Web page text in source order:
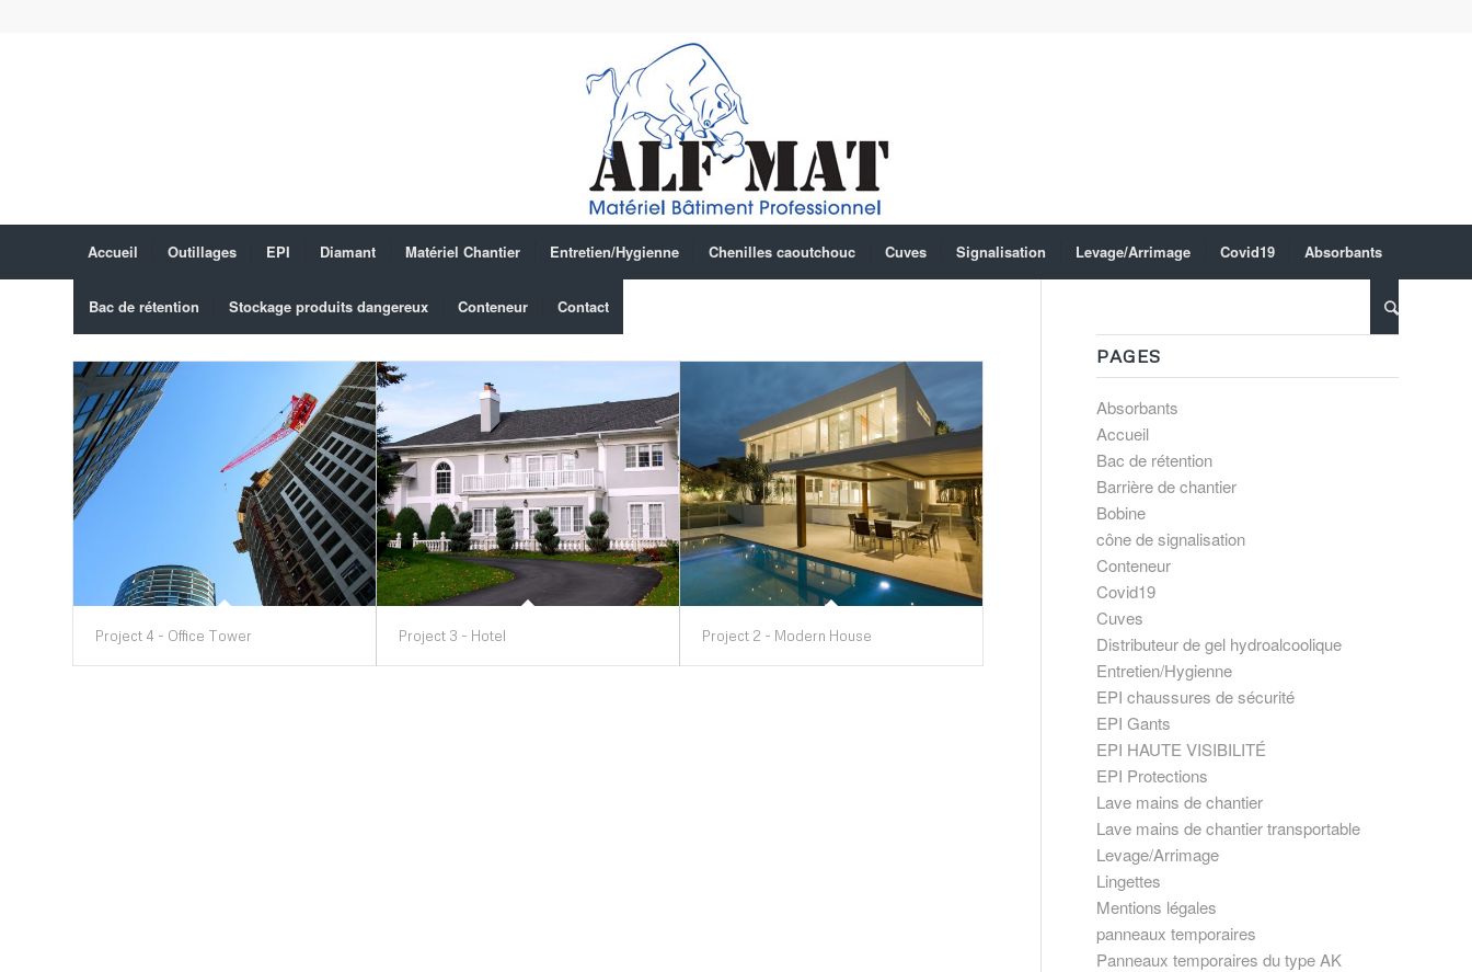
Accueil Outillages EPI Diamant Matériel Chantier Entretien/Hygienne Chenilles caoutchouc Cuves Signalisation Levage/Arrimage Covid19 Absorbants
Bac de rétention Stockage produits dangereux Conteneur Contact
Project 4 - Office Tower Project 3 - Hotel Project 2 - Modern House
PAGES
Absorbants
Accueil
Bac de rétention
Barrière de chantier
Bobine
cône de signalisation
Conteneur
Covid19
Cuves
Distributeur de gel hydroalcoolique
Entretien/Hygienne
EPI chaussures de sécurité
EPI Gants
EPI HAUTE VISIBILITÉ
EPI Protections
Lave mains de chantier
Lave mains de chantier transportable
Levage/Arrimage
Lingettes
Mentions légales
panneaux temporaires
Panneaux temporaires du type AK